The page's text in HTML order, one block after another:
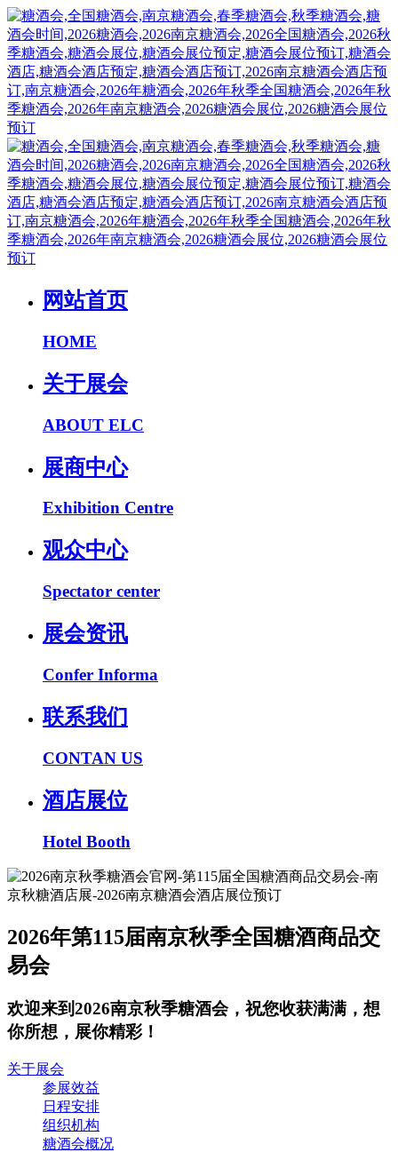
网站首页
HOME
关于展会
ABOUT ELC
展商中心
Exhibition Centre
观众中心
Spectator center
展会资讯
Confer Informa
联系我们
CONTAN US
酒店展位
Hotel Booth
2026年第115届南京秋季全国糖酒商品交
易会
欢迎来到2026南京秋季糖酒会，祝您收获满满，想
你所想，展你精彩！
关于展会
参展效益
日程安排
组织机构
糖酒会概况